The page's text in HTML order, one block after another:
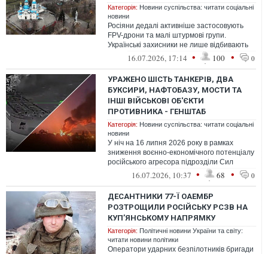
Категорія: Новини суспільства: читати соціальні
новини
Росіяни дедалі активніше застосовують
FPV-дрони та малі штурмові групи.
Українські захисники не лише відбивають
атаки, а й рятують цивільних під ворож...
16.07.2026, 17:14 • 100 • 0
УРАЖЕНО ШІСТЬ ТАНКЕРІВ, ДВА
БУКСИРИ, НАФТОБАЗУ, МОСТИ ТА
ІНШІ ВІЙСЬКОВІ ОБ'ЄКТИ
ПРОТИВНИКА - ГЕНШТАБ
Категорія: Новини суспільства: читати соціальні
новини
У ніч на 16 липня 2026 року в рамках
зниження воєнно-економічного потенціалу
російського агресора підрозділи Сил
оборони України завдали ураження низц...
16.07.2026, 10:37 • 68 • 0
ДЕСАНТНИКИ 77-Ї ОАЕМБР
РОЗТРОЩИЛИ РОСІЙСЬКУ РСЗВ НА
КУП’ЯНСЬКОМУ НАПРЯМКУ
Категорія: Політичні новини України та світу:
читати новини політики
Оператори ударних безпілотників бригади